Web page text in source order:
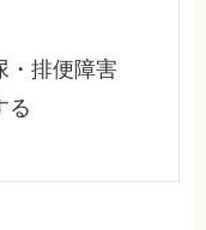
・排便障害
る